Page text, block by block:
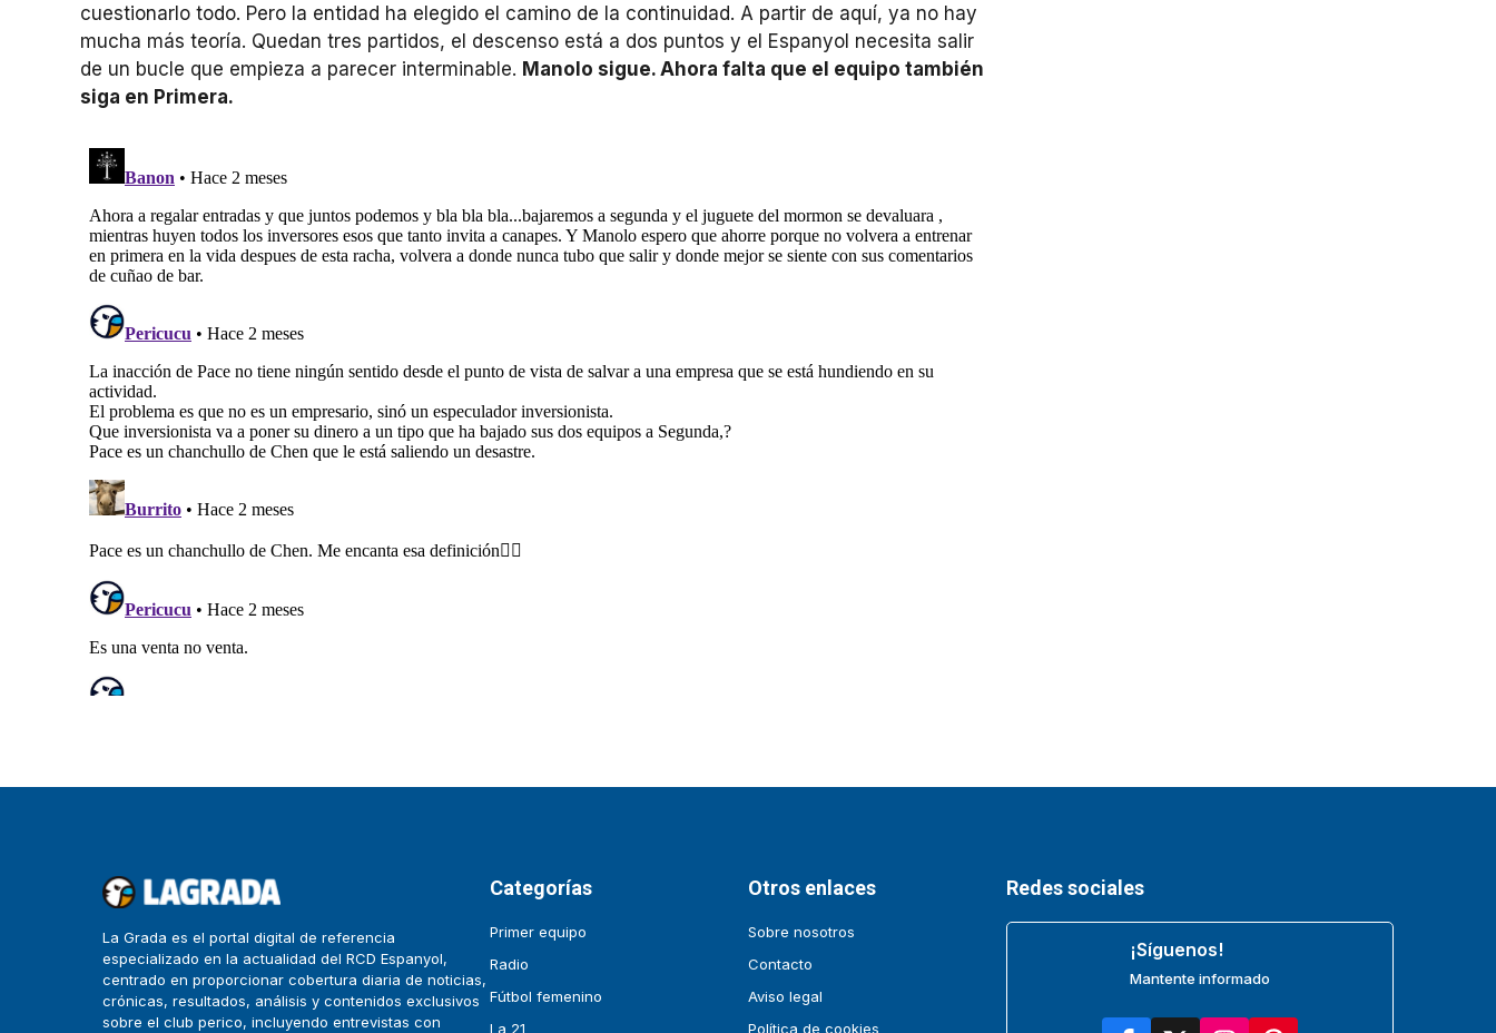
cuestionarlo todo. Pero la entidad ha elegido el camino de la continuidad. A partir de aquí, ya no hay
mucha más teoría. Quedan tres partidos, el descenso está a dos puntos y el Espanyol necesita salir
de un bucle que empieza a parecer interminable. Manolo sigue. Ahora falta que el equipo también
siga en Primera.
La Grada es el portal digital de referencia
especializado en la actualidad del RCD Espanyol,
centrado en proporcionar cobertura diaria de noticias,
crónicas, resultados, análisis y contenidos exclusivos
sobre el club perico, incluyendo entrevistas con
Categorías
Primer equipo
Radio
Fútbol femenino
La 21
Otros enlaces
Sobre nosotros
Contacto
Aviso legal
Política de cookies
Redes sociales
¡Síguenos!
Mantente informado